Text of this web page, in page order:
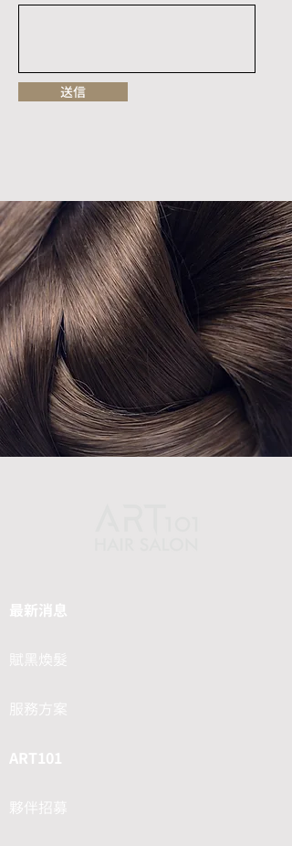
送信
最新消息
賦黑煥髮
服務方案
ART101
夥伴招募